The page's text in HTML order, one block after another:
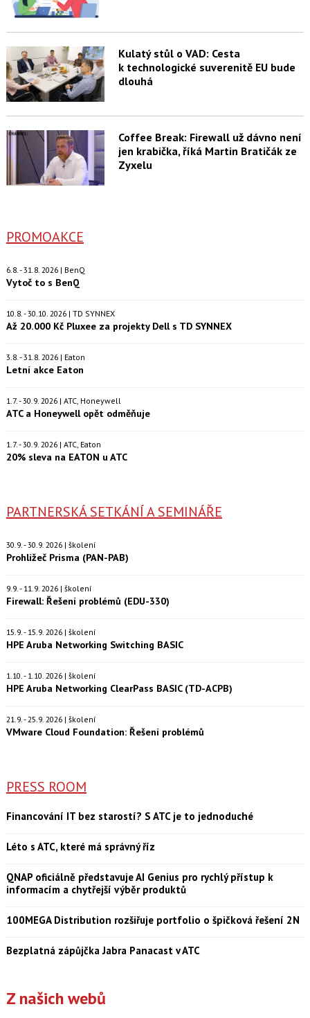
Kulatý stůl o VAD: Cesta
k technologické suverenitě EU bude
dlouhá
Coffee Break: Firewall už dávno není
jen krabička, říká Martin Bratičák ze
Zyxelu
PROMOAKCE
6.8. - 31.8. 2026 | BenQ
Vytoč to s BenQ
10.8. - 30.10. 2026 | TD SYNNEX
Až 20.000 Kč Pluxee za projekty Dell s TD SYNNEX
3.8. - 31.8. 2026 | Eaton
Letní akce Eaton
1.7. - 30.9. 2026 | ATC, Honeywell
ATC a Honeywell opět odměňuje
1.7. - 30.9. 2026 | ATC, Eaton
20% sleva na EATON u ATC
PARTNERSKÁ SETKÁNÍ A SEMINÁŘE
30.9. - 30.9. 2026 | školení
Prohlížeč Prisma (PAN-PAB)
9.9. - 11.9. 2026 | školení
Firewall: Řešení problémů (EDU-330)
15.9. - 15.9. 2026 | školení
HPE Aruba Networking Switching BASIC
1.10. - 1.10. 2026 | školení
HPE Aruba Networking ClearPass BASIC (TD-ACPB)
21.9. - 25.9. 2026 | školení
VMware Cloud Foundation: Řešení problémů
PRESS ROOM
Financování IT bez starostí? S ATC je to jednoduché
Léto s ATC, které má správný říz
QNAP oficiálně představuje AI Genius pro rychlý přístup k
informacím a chytřejší výběr produktů
100MEGA Distribution rozšiřuje portfolio o špičková řešení 2N
Bezplatná zápůjčka Jabra Panacast v ATC
Z našich webů